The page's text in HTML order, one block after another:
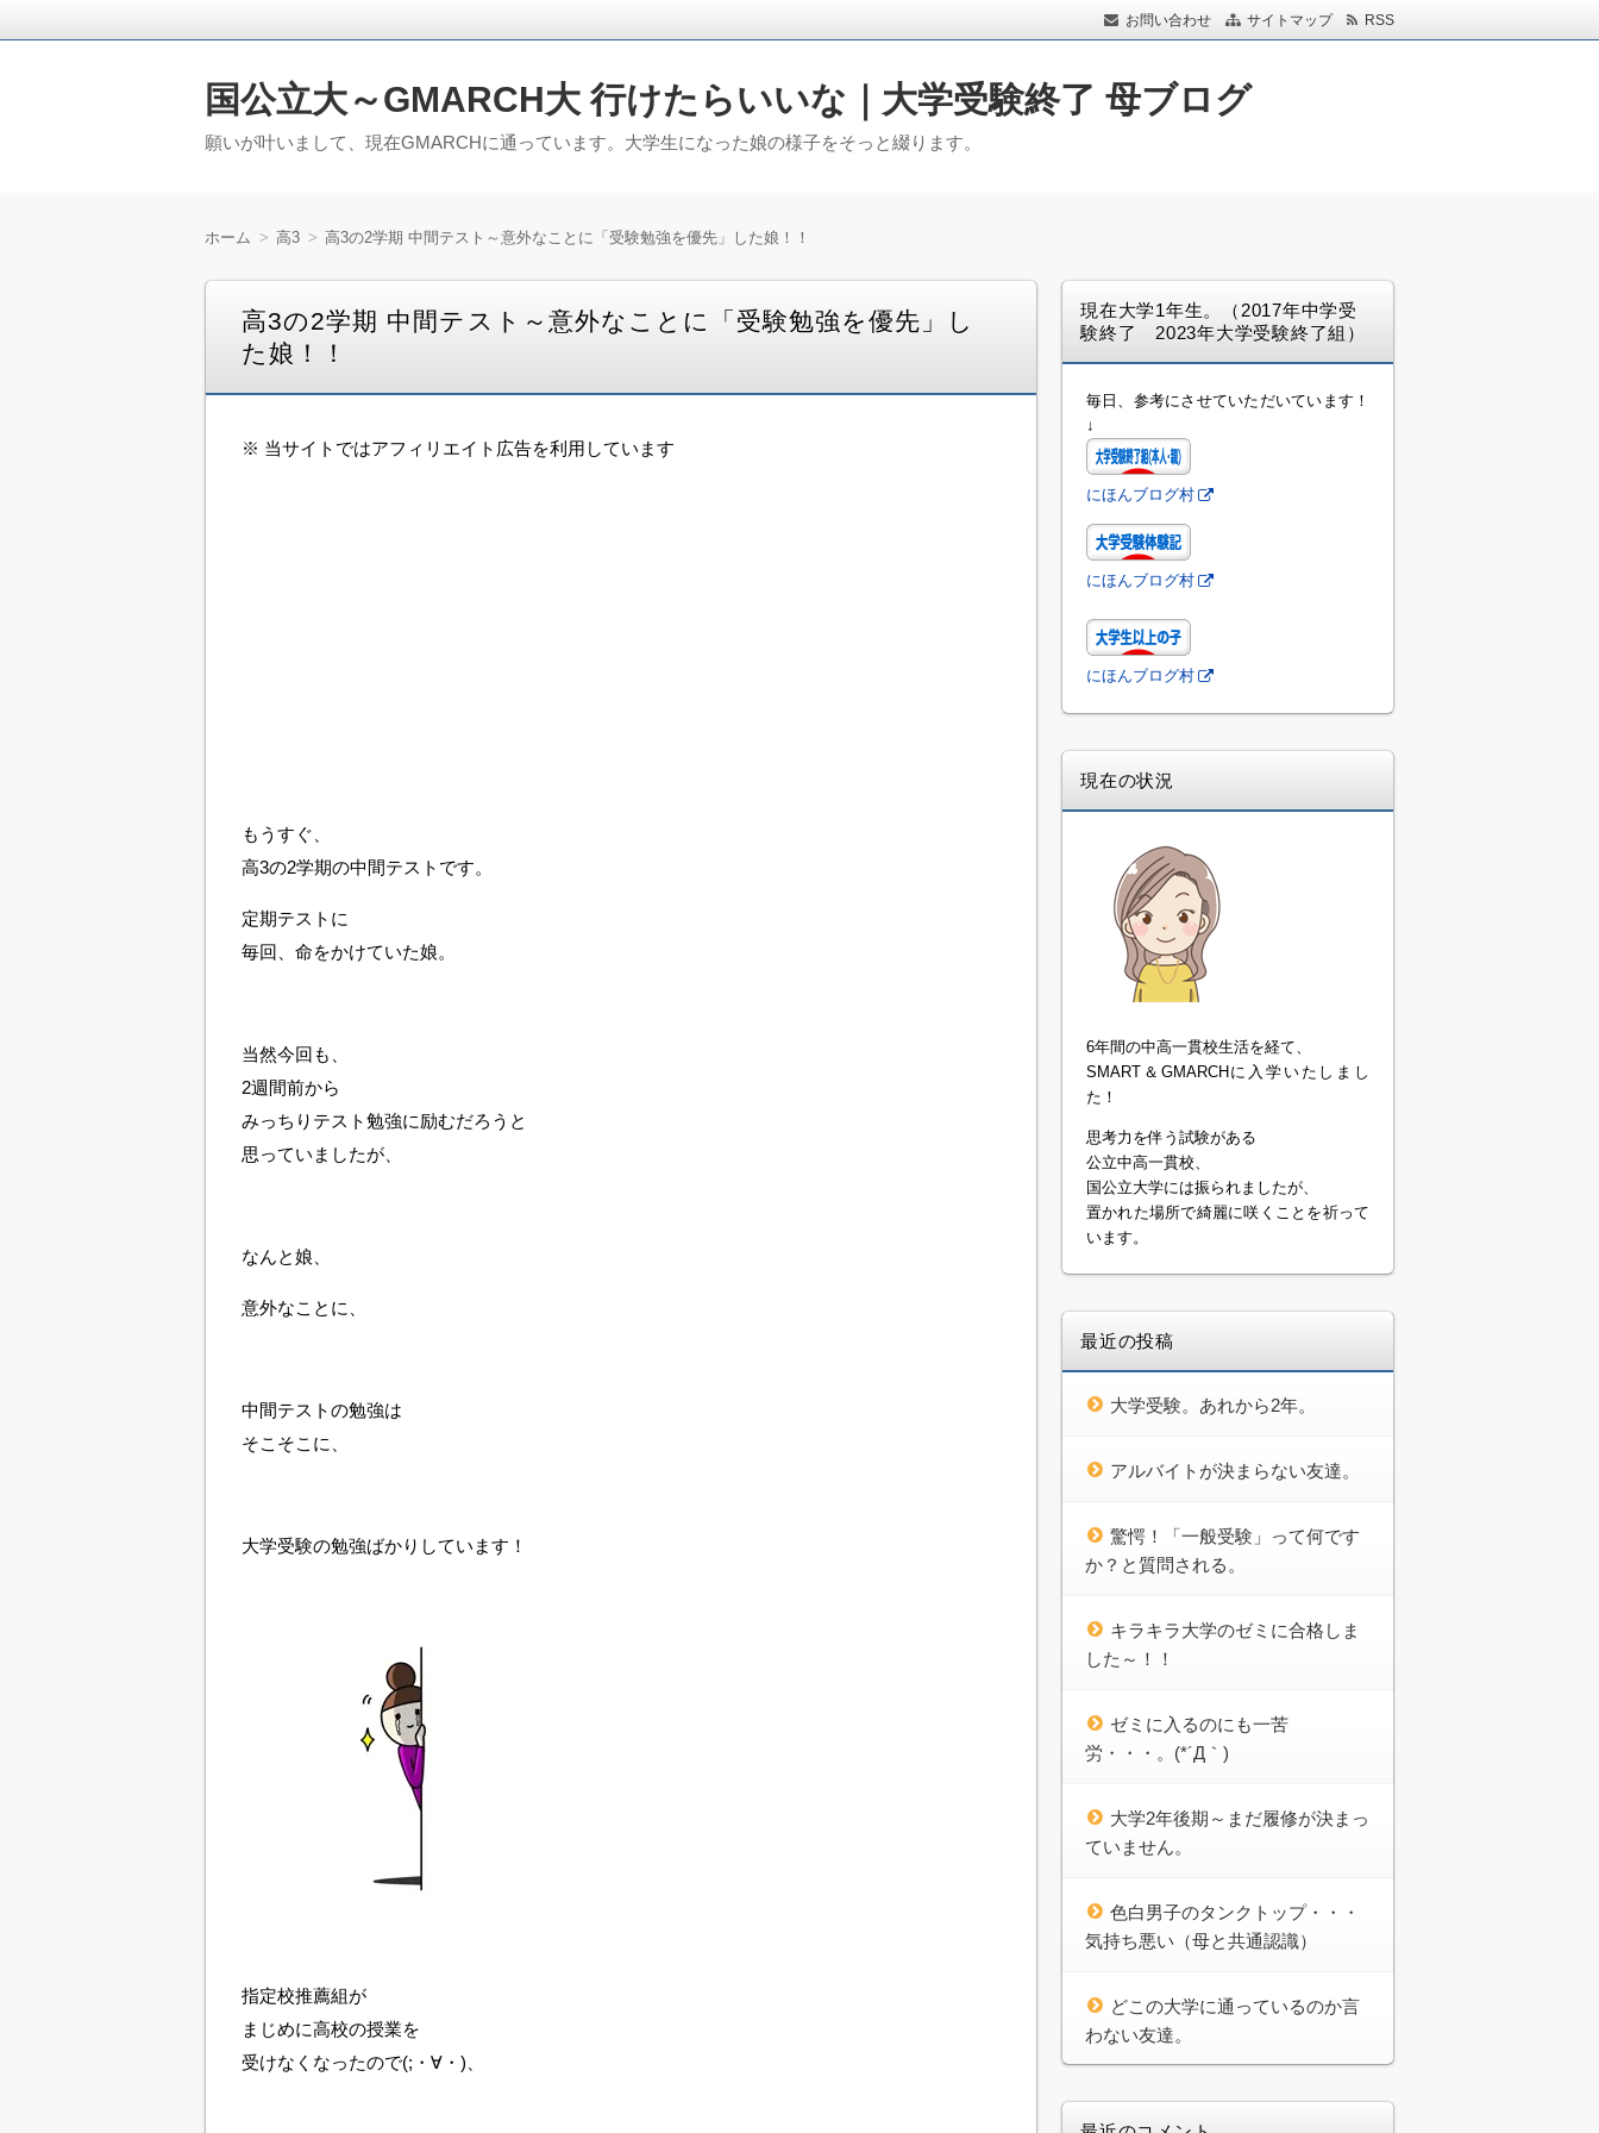
お問い合わせ サイトマップ RSS
国公立大～GMARCH大 行けたらいいな｜大学受験終了 母ブログ
願いが叶いまして、現在GMARCHに通っています。大学生になった娘の様子をそっと綴ります。
ホーム 高3 高3の2学期 中間テスト～意外なことに「受験勉強を優先」した娘！！
高3の2学期 中間テスト～意外なことに「受験勉強を優先」し
た娘！！
※ 当サイトではアフィリエイト広告を利用しています
もうすぐ、
高3の2学期の中間テストです。
定期テストに
毎回、命をかけていた娘。
当然今回も、
2週間前から
みっちりテスト勉強に励むだろうと
思っていましたが、
なんと娘、
意外なことに、
中間テストの勉強は
そこそこに、
大学受験の勉強ばかりしています！
指定校推薦組が
まじめに高校の授業を
受けなくなったので(;・∀・)、
現在大学1年生。（2017年中学受
験終了 2023年大学受験終了組）
毎日、参考にさせていただいています！
↓
にほんブログ村
にほんブログ村
にほんブログ村
現在の状況
6年間の中高一貫校生活を経て、
SMART＆GMARCHに入学いたしまし
た！
思考力を伴う試験がある
公立中高一貫校、
国公立大学には振られましたが、
置かれた場所で綺麗に咲くことを祈って
います。
最近の投稿
大学受験。あれから2年。
アルバイトが決まらない友達。
驚愕！「一般受験」って何です
か？と質問される。
キラキラ大学のゼミに合格しま
した～！！
ゼミに入るのにも一苦
労・・・。(*´Д｀)
大学2年後期～まだ履修が決まっ
ていません。
色白男子のタンクトップ・・・
気持ち悪い（母と共通認識）
どこの大学に通っているのか言
わない友達。